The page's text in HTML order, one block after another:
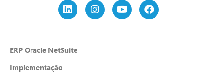
ERP Oracle NetSuite
Implementação